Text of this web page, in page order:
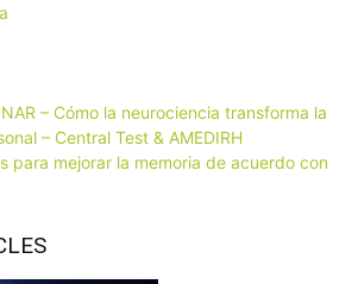
– Cómo la neurociencia transforma la
– Central Test & AMEDIRH
para mejorar la memoria de acuerdo con